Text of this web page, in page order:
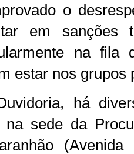
o
em sanções
na fila
estar nos grupos
há
na sede da